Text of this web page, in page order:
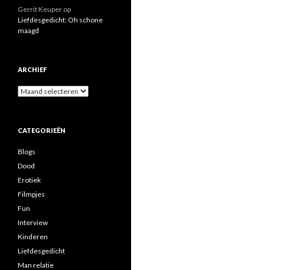
Gerrit Keuper op
Liefdesgedicht: Oh schone
maagd
ARCHIEF
A
i
f
CATEGORIEËN
Blogs
Dood
Erotiek
Filmpjes
Fun
Interview
Kinderen
Liefdesgedicht
Man relatie